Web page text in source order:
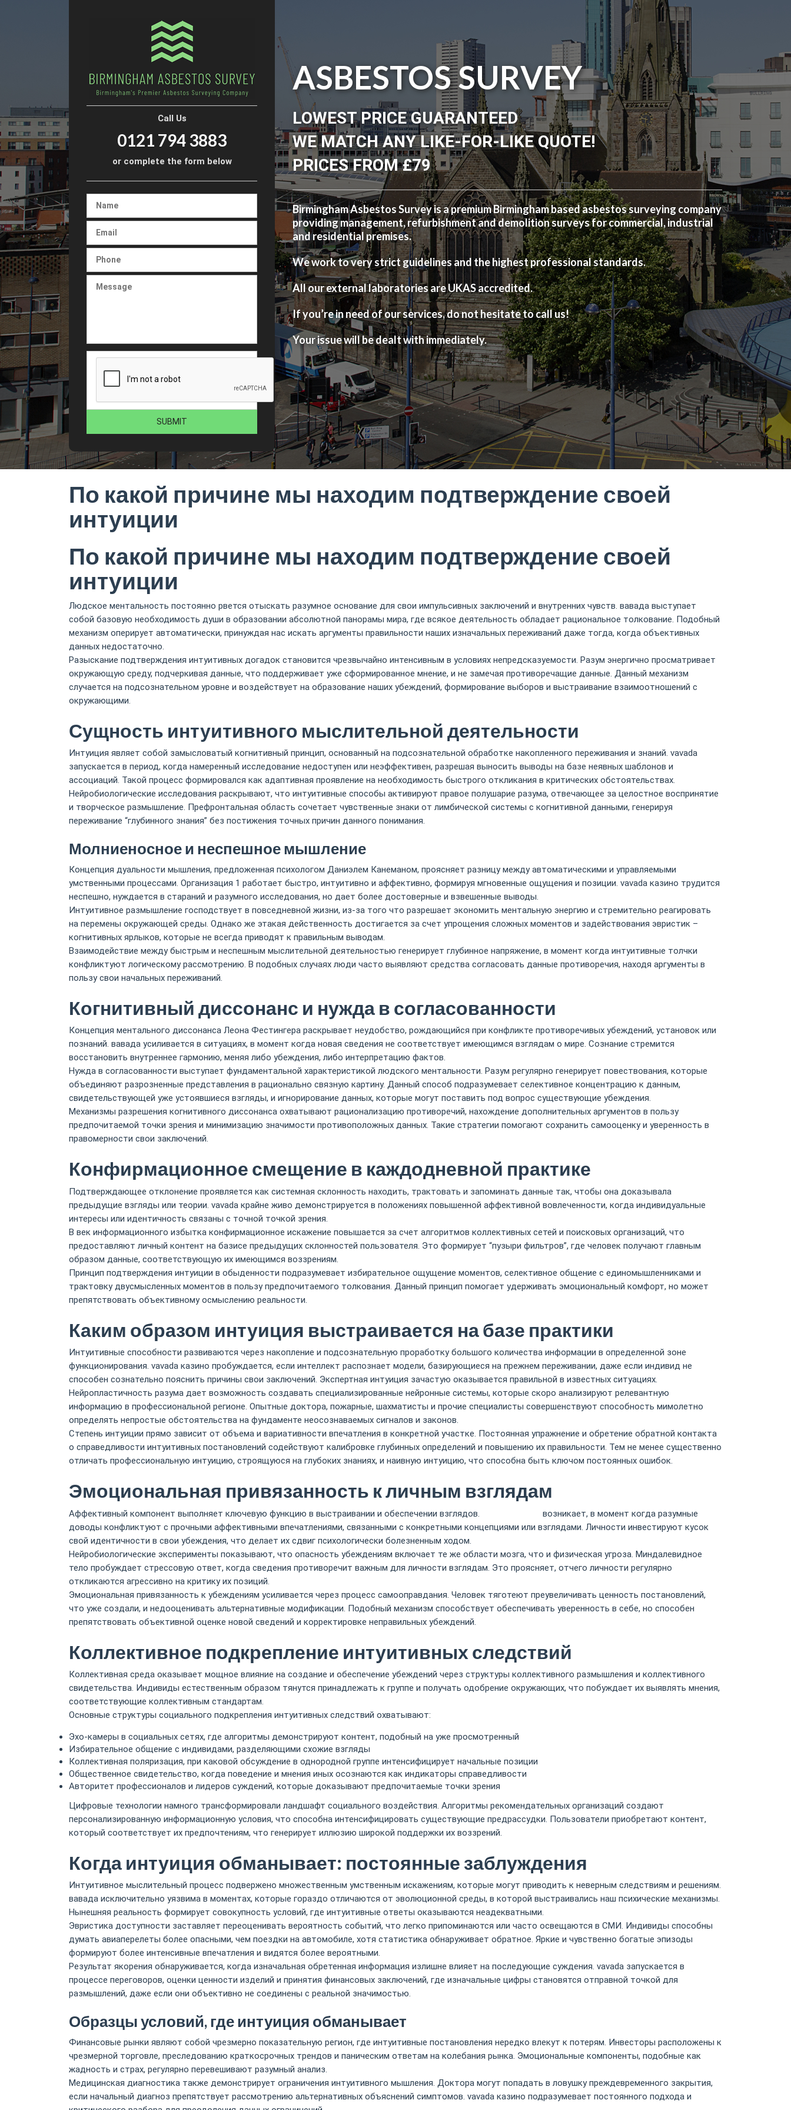
Call Us
0121 794 3883
or complete the form below
ASBESTOS SURVEY
LOWEST PRICE GUARANTEED
WE MATCH ANY LIKE-FOR-LIKE QUOTE!
PRICES FROM £79
Birmingham Asbestos Survey is a premium Birmingham based asbestos surveying company
providing management, refurbishment and demolition surveys for commercial, industrial
and residential premises.
We work to very strict guidelines and the highest professional standards.
All our external laboratories are UKAS accredited.
If you’re in need of our services, do not hesitate to call us!
Your issue will be dealt with immediately.
По какой причине мы находим подтверждение своей
интуиции
По какой причине мы находим подтверждение своей
интуиции
Людское ментальность постоянно рвется отыскать разумное основание для свои импульсивных заключений и внутренних чувств. вавада выступает
собой базовую необходимость души в образовании абсолютной панорамы мира, где всякое деятельность обладает рациональное толкование. Подобный
механизм оперирует автоматически, принуждая нас искать аргументы правильности наших изначальных переживаний даже тогда, когда объективных
данных недостаточно.
Разыскание подтверждения интуитивных догадок становится чрезвычайно интенсивным в условиях непредсказуемости. Разум энергично просматривает
окружающую среду, подчеркивая данные, что поддерживает уже сформированное мнение, и не замечая противоречащие данные. Данный механизм
случается на подсознательном уровне и воздействует на образование наших убеждений, формирование выборов и выстраивание взаимоотношений с
окружающими.
Сущность интуитивного мыслительной деятельности
Интуиция являет собой замысловатый когнитивный принцип, основанный на подсознательной обработке накопленного переживания и знаний. vavada
запускается в период, когда намеренный исследование недоступен или неэффективен, разрешая выносить выводы на базе неявных шаблонов и
ассоциаций. Такой процесс формировался как адаптивная проявление на необходимость быстрого откликания в критических обстоятельствах.
Нейробиологические исследования раскрывают, что интуитивные способы активируют правое полушарие разума, отвечающее за целостное воспринятие
и творческое размышление. Префронтальная область сочетает чувственные знаки от лимбической системы с когнитивной данными, генерируя
переживание “глубинного знания” без постижения точных причин данного понимания.
Молниеносное и неспешное мышление
Концепция дуальности мышления, предложенная психологом Даниэлем Канеманом, проясняет разницу между автоматическими и управляемыми
умственными процессами. Организация 1 работает быстро, интуитивно и аффективно, формируя мгновенные ощущения и позиции. vavada казино трудится
неспешно, нуждается в стараний и разумного исследования, но дает более достоверные и взвешенные выводы.
Интуитивное размышление господствует в повседневной жизни, из-за того что разрешает экономить ментальную энергию и стремительно реагировать
на перемены окружающей среды. Однако же этакая действенность достигается за счет упрощения сложных моментов и задействования эвристик –
когнитивных ярлыков, которые не всегда приводят к правильным выводам.
Взаимодействие между быстрым и неспешным мыслительной деятельностью генерирует глубинное напряжение, в момент когда интуитивные толчки
конфликтуют логическому рассмотрению. В подобных случаях люди часто выявляют средства согласовать данные противоречия, находя аргументы в
пользу свои начальных переживаний.
Когнитивный диссонанс и нужда в согласованности
Концепция ментального диссонанса Леона Фестингера раскрывает неудобство, рождающийся при конфликте противоречивых убеждений, установок или
познаний. вавада усиливается в ситуациях, в момент когда новая сведения не соответствует имеющимся взглядам о мире. Сознание стремится
восстановить внутреннее гармонию, меняя либо убеждения, либо интерпретацию фактов.
Нужда в согласованности выступает фундаментальной характеристикой людского ментальности. Разум регулярно генерирует повествования, которые
объединяют разрозненные представления в рационально связную картину. Данный способ подразумевает селективное концентрацию к данным,
свидетельствующей уже устоявшиеся взгляды, и игнорирование данных, которые могут поставить под вопрос существующие убеждения.
Механизмы разрешения когнитивного диссонанса охватывают рационализацию противоречий, нахождение дополнительных аргументов в пользу
предпочитаемой точки зрения и минимизацию значимости противоположных данных. Такие стратегии помогают сохранить самооценку и уверенность в
правомерности свои заключений.
Конфирмационное смещение в каждодневной практике
Подтверждающее отклонение проявляется как системная склонность находить, трактовать и запоминать данные так, чтобы она доказывала
предыдущие взгляды или теории. vavada крайне живо демонстрируется в положениях повышенной аффективной вовлеченности, когда индивидуальные
интересы или идентичность связаны с точной точкой зрения.
В век информационного избытка конфирмационное искажение повышается за счет алгоритмов коллективных сетей и поисковых организаций, что
предоставляют личный контент на базисе предыдущих склонностей пользователя. Это формирует “пузыри фильтров”, где человек получают главным
образом данные, соответствующую их имеющимся воззрениям.
Принцип подтверждения интуиции в обыденности подразумевает избирательное ощущение моментов, селективное общение с единомышленниками и
трактовку двусмысленных моментов в пользу предпочитаемого толкования. Данный принцип помогает удерживать эмоциональный комфорт, но может
препятствовать объективному осмыслению реальности.
Каким образом интуиция выстраивается на базе практики
Интуитивные способности развиваются через накопление и подсознательную проработку большого количества информации в определенной зоне
функционирования. vavada казино пробуждается, если интеллект распознает модели, базирующиеся на прежнем переживании, даже если индивид не
способен сознательно пояснить причины свои заключений. Экспертная интуиция зачастую оказывается правильной в известных ситуациях.
Нейропластичность разума дает возможность создавать специализированные нейронные системы, которые скоро анализируют релевантную
информацию в профессиональной регионе. Опытные доктора, пожарные, шахматисты и прочие специалисты совершенствуют способность мимолетно
определять непростые обстоятельства на фундаменте неосознаваемых сигналов и законов.
Степень интуиции прямо зависит от объема и вариативности впечатления в конкретной участке. Постоянная упражнение и обретение обратной контакта
о справедливости интуитивных постановлений содействуют калибровке глубинных определений и повышению их правильности. Тем не менее существенно
отличать профессиональную интуицию, строящуюся на глубоких знаниях, и наивную интуицию, что способна быть ключом постоянных ошибок.
Эмоциональная привязанность к личным взглядам
Аффективный компонент выполняет ключевую функцию в выстраивании и обеспечении взглядов.
возникает, в момент когда разумные
доводы конфликтуют с прочными аффективными впечатлениями, связанными с конкретными концепциями или взглядами. Личности инвестируют кусок
свой идентичности в свои убеждения, что делает их сдвиг психологически болезненным ходом.
Нейробиологические эксперименты показывают, что опасность убеждениям включает те же области мозга, что и физическая угроза. Миндалевидное
тело пробуждает стрессовую ответ, когда сведения противоречит важным для личности взглядам. Это проясняет, отчего личности регулярно
откликаются агрессивно на критику их позиций.
Эмоциональная привязанность к убеждениям усиливается через процесс самооправдания. Человек тяготеют преувеличивать ценность постановлений,
что уже создали, и недооценивать альтернативные модификации. Подобный механизм способствует обеспечивать уверенность в себе, но способен
препятствовать объективной оценке новой сведений и корректировке неправильных убеждений.
Коллективное подкрепление интуитивных следствий
Коллективная среда оказывает мощное влияние на создание и обеспечение убеждений через структуры коллективного размышления и коллективного
свидетельства. Индивиды естественным образом тянутся принадлежать к группе и получать одобрение окружающих, что побуждает их выявлять мнения,
соответствующие коллективным стандартам.
Основные структуры социального подкрепления интуитивных следствий охватывают:
Эхо-камеры в социальных сетях, где алгоритмы демонстрируют контент, подобный на уже просмотренный
Избирательное общение с индивидами, разделяющими схожие взгляды
Коллективная поляризация, при каковой обсуждение в однородной группе интенсифицирует начальные позиции
Общественное свидетельство, когда поведение и мнения иных осознаются как индикаторы справедливости
Авторитет профессионалов и лидеров суждений, которые доказывают предпочитаемые точки зрения
Цифровые технологии намного трансформировали ландшафт социального воздействия. Алгоритмы рекомендательных организаций создают
персонализированную информационную условия, что способна интенсифицировать существующие предрассудки. Пользователи приобретают контент,
который соответствует их предпочтениям, что генерирует иллюзию широкой поддержки их воззрений.
Когда интуиция обманывает: постоянные заблуждения
Интуитивное мыслительный процесс подвержено множественным умственным искажениям, которые могут приводить к неверным следствиям и решениям.
вавада исключительно уязвима в моментах, которые гораздо отличаются от эволюционной среды, в которой выстраивались наш психические механизмы.
Нынешняя реальность формирует совокупность условий, где интуитивные ответы оказываются неадекватными.
Эвристика доступности заставляет переоценивать вероятность событий, что легко припоминаются или часто освещаются в СМИ. Индивиды способны
думать авиаперелеты более опасными, чем поездки на автомобиле, хотя статистика обнаруживает обратное. Яркие и чувственно богатые эпизоды
формируют более интенсивные впечатления и видятся более вероятными.
Результат якорения обнаруживается, когда изначальная обретенная информация излишне влияет на последующие суждения. vavada запускается в
процессе переговоров, оценки ценности изделий и принятия финансовых заключений, где изначальные цифры становятся отправной точкой для
размышлений, даже если они объективно не соединены с реальной значимостью.
Образцы условий, где интуиция обманывает
Финансовые рынки являют собой чрезмерно показательную регион, где интуитивные постановления нередко влекут к потерям. Инвесторы расположены к
чрезмерной торговле, преследованию краткосрочных трендов и паническим ответам на колебания рынка. Эмоциональные компоненты, подобные как
жадность и страх, регулярно перевешивают разумный анализ.
Медицинская диагностика также демонстрирует ограничения интуитивного мышления. Доктора могут попадать в ловушку преждевременного закрытия,
если начальный диагноз препятствует рассмотрению альтернативных объяснений симптомов. vavada казино подразумевает постоянного подхода и